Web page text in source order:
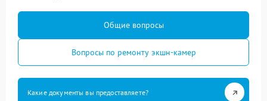
Общие вопросы
Вопросы по ремонту экшн-камер
Какие документы вы предоставляете?